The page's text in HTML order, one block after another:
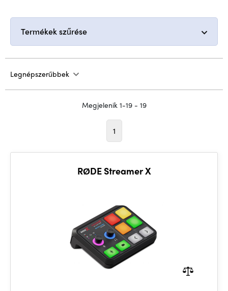
Termékek szűrése
Legnépszerűbbek
Megjelenik 1-19 - 19
1
RØDE Streamer X